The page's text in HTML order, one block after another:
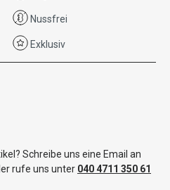
Nussfrei
Exklusiv
Schreibe uns eine Email an
rufe uns unter 040 4711 350 61